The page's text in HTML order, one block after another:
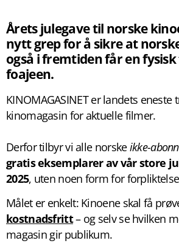
Årets julegave til norske
nytt grep for å sikre at
også i fremtiden får en
foajeen.
KINOMAGASINET er landets eneste
kinomagasin for aktuelle filmer.
Derfor tilbyr vi alle norskeikke-
gratis eksemplarer av vår store
2025, uten noen form for
Målet er enkelt: Kinoene skal få
kostnadsfritt– og selv se hvilken
magasin gir publikum.